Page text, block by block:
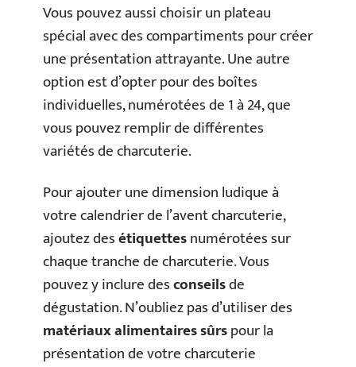
Vous pouvez aussi choisir un plateau
spécial avec des compartiments pour créer
une présentation attrayante. Une autre
option est d’opter pour des boîtes
individuelles, numérotées de 1 à 24, que
vous pouvez remplir de différentes
variétés de charcuterie.
Pour ajouter une dimension ludique à
votre calendrier de l’avent charcuterie,
ajoutez desétiquettesnumérotées sur
chaque tranche de charcuterie. Vous
pouvez y inclure desconseilsde
dégustation. N’oubliez pas d’utiliser des
matériaux alimentaires sûrspour la
présentation de votre charcuterie